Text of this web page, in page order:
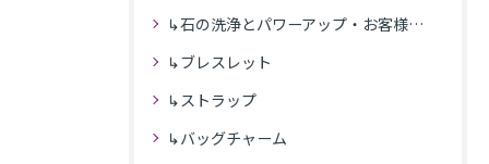
↳石の洗浄とパワーアップ・お客様の感想
↳ブレスレット
↳ストラップ
↳バッグチャーム